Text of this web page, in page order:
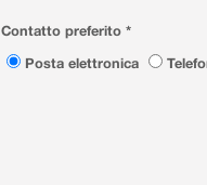
Contatto preferito *
Posta elettronica